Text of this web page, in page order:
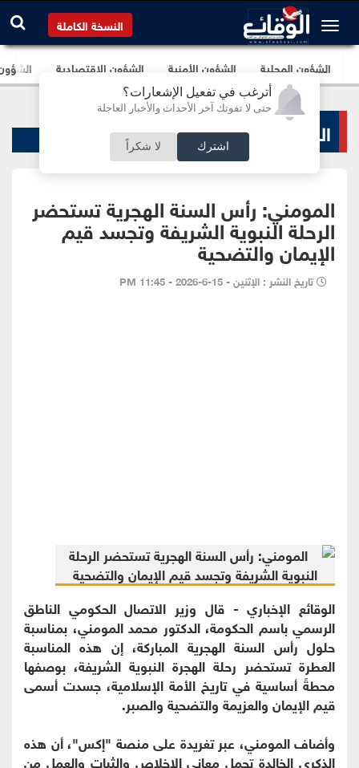
أترغب في تفعيل الإشعارات؟
حتى لا تفوتك آخر الأحداث والأخبار العاجلة
اشترك لا شكراً
النسخة الكاملة
الشؤون المحلية الشؤون الأمنية الشؤون الإقتصادية
الشؤون المحلية
المومني: رأس السنة الهجرية تستحضر
الرحلة النبوية الشريفة وتجسد قيم
الإيمان والتضحية
تاريخ النشر : الإثنين - 15-6-2026 - 11:45 PM
الوقائع الإخباري - قال وزير الاتصال الحكومي الناطق
الرسمي باسم الحكومة، الدكتور محمد المومني، بمناسبة
حلول رأس السنة الهجرية المباركة، إن هذه المناسبة
العطرة تستحضر رحلة الهجرة النبوية الشريفة، بوصفها
محطةً أساسية في تاريخ الأمة الإسلامية، جسدت أسمى
قيم الإيمان والعزيمة والتضحية والصبر.
وأضاف المومني، عبر تغريدة على منصة "إكس"، أن هذه
الذكرى الخالدة تحمل معاني الإخلاص والثبات والعمل من